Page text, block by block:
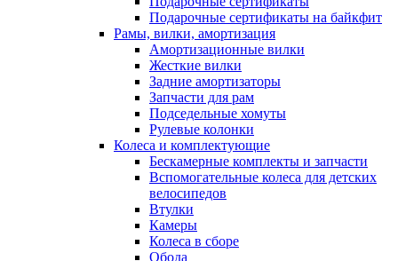
Подарочные сертификаты на байкфит
Рамы, вилки, амортизация
Амортизационные вилки
Жесткие вилки
Задние амортизаторы
Запчасти для рам
Подседельные хомуты
Рулевые колонки
Колеса и комплектующие
Бескамерные комплекты и запчасти
Вспомогательные колеса для детских
велосипедов
Втулки
Камеры
Колеса в сборе
Обода